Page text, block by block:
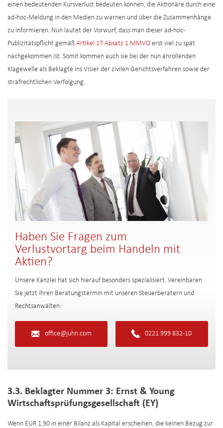
einen bedeutenden Kursverlust bedeuten können, die Aktionäre durch eine
ad-hoc-Meldung in den Medien zu warnen und über die Zusammenhänge
zu informieren. Nun lautet der Vorwurf, dass man dieser ad-hoc-
Publizitätspflicht gemäß Artikel 17 Absatz 1 MMVO erst viel zu spät
nachgekommen ist. Somit kommen auch sie bei der nun anrollenden
Klagewelle als Beklagte ins Visier der zivilen Gerichtsverfahren sowie der
strafrechtlichen Verfolgung.
Haben Sie Fragen zum
Verlustvortarg beim Handeln mit
Aktien?
Unsere Kanzlei hat sich hierauf besonders spezialisiert. Vereinbaren
Sie jetzt Ihren Beratungstermin mit unseren Steuerberatern und
Rechtsanwälten:
office@juhn.com 0221 999 832-10
3.3. Beklagter Nummer 3: Ernst & Young
Wirtschaftsprüfungsgesellschaft (EY)
Wenn EUR 1,90 in einer Bilanz als Kapital erscheinen, die keinen Bezug zur